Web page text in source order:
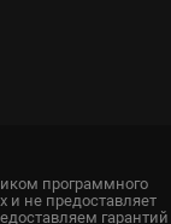
программного
и не предоставляет
гарантий